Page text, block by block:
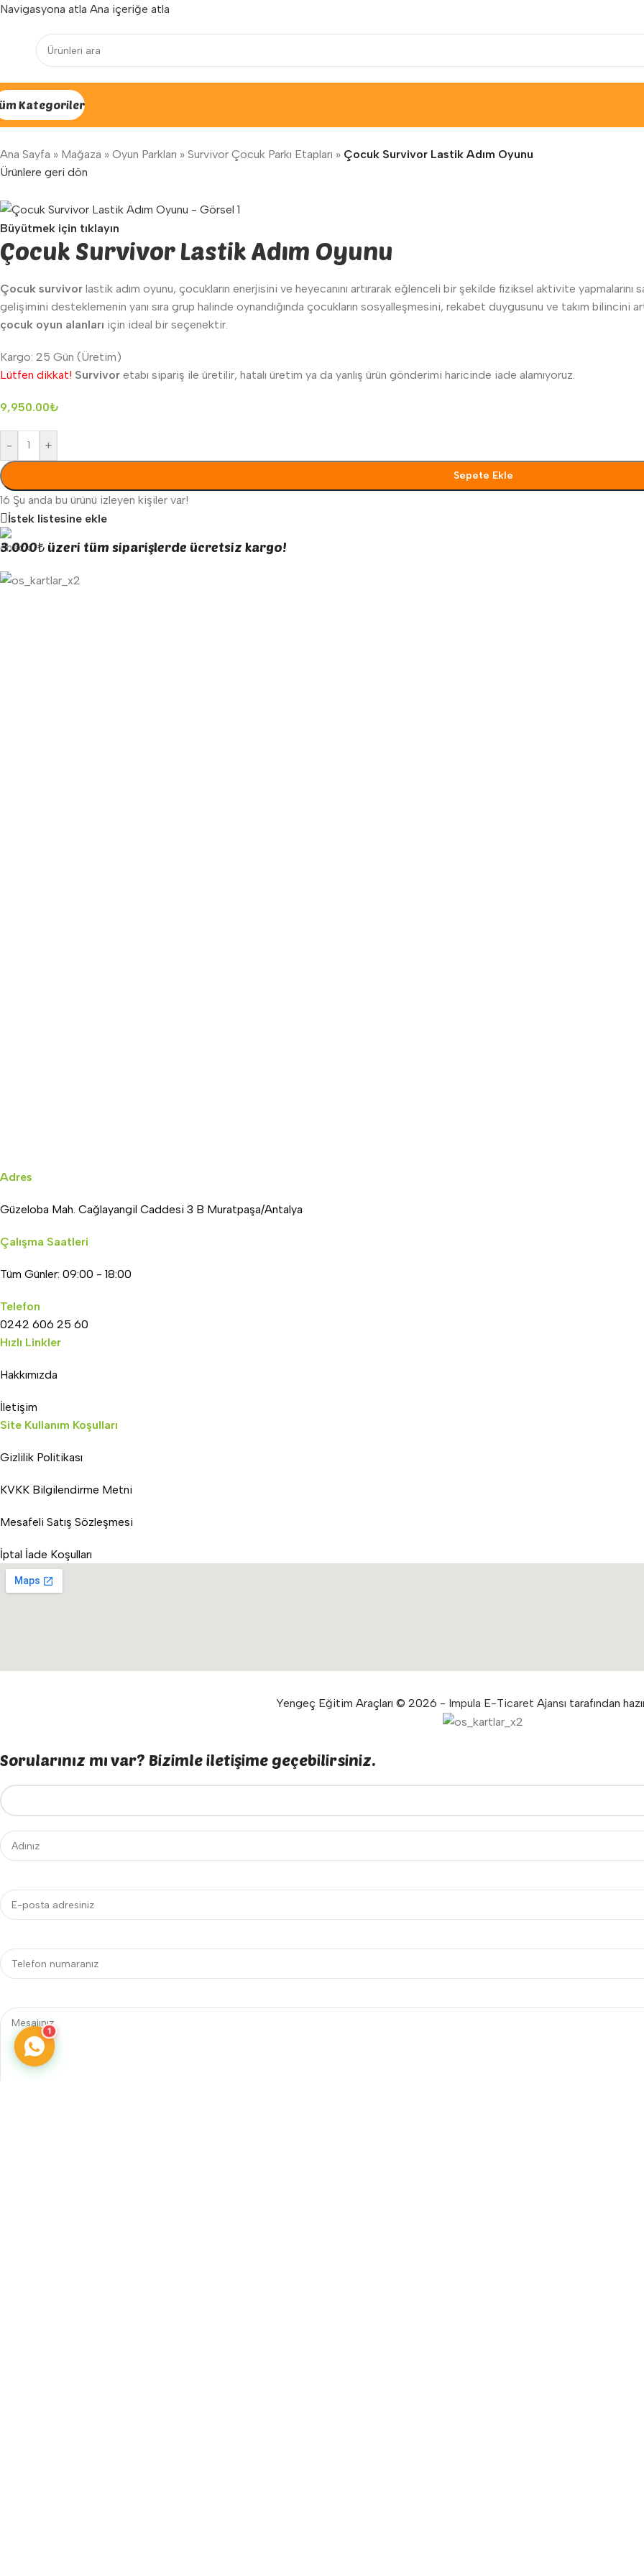
Navigasyona atla Ana içeriğe atla
Yenilenen arayüzümüz ile hizmetinizdeyiz...
Kategoriler
Ana Sayfa » Mağaza » Oyun Parkları » Survivor Çocuk Parkı Etapları » Çocuk Survivor Lastik Adım Oyunu
Ürünlere geri dön
Büyütmek için tıklayın
Çocuk Survivor Lastik Adım Oyunu
Çocuk survivor lastik adım oyunu, çocukların enerjisini ve heyecanını artırarak eğlenceli bir şekilde fiziksel aktivite yapmalarını
gelişimini desteklemenin yanı sıra grup halinde oynandığında çocukların sosyalleşmesini, rekabet duygusunu ve takım bilincini
çocuk oyun alanları için ideal bir seçenektir.
Kargo: 25 Gün (Üretim)
Lütfen dikkat! Survivor etabı sipariş ile üretilir, hatalı üretim ya da yanlış ürün gönderimi haricinde iade alamıyoruz.
9,950.00₺
- +
Sepete Ekle
16 Şu anda bu ürünü izleyen kişiler var!
İstek listesine ekle
3.000₺ üzeri tüm siparişlerde ücretsiz kargo!
Adres
Güzeloba Mah. Cağlayangil Caddesi 3 B Muratpaşa/Antalya
Çalışma Saatleri
Tüm Günler: 09:00 - 18:00
Telefon
0242 606 25 60
Hızlı Linkler
Hakkımızda
İletişim
Site Kullanım Koşulları
Gizlilik Politikası
KVKK Bilgilendirme Metni
Mesafeli Satış Sözleşmesi
İptal İade Koşulları
Yengeç Eğitim Araçları © 2026 - Impula E-Ticaret Ajansı tarafından
Sorularınız mı var? Bizimle iletişime geçebilirsiniz.
1